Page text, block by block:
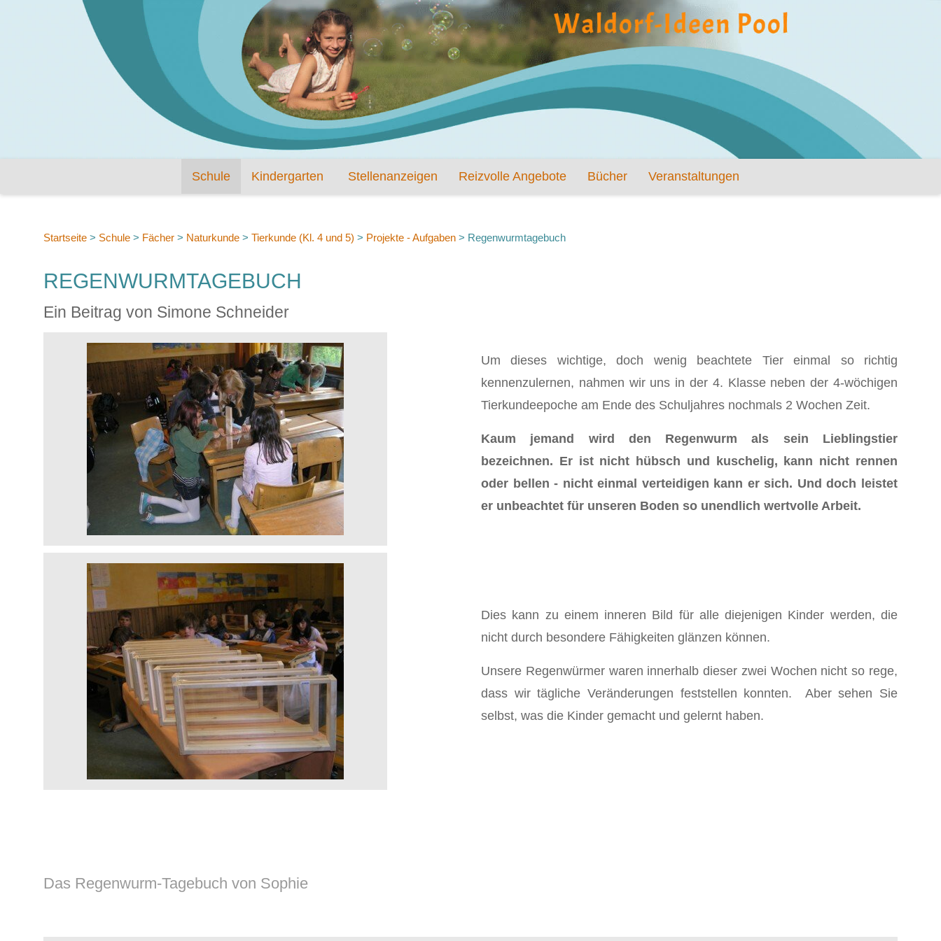
Schule Kindergarten Stellenanzeigen Reizvolle Angebote Bücher Veranstaltungen
Startseite > Schule > Fächer > Naturkunde > Tierkunde (Kl. 4 und 5) > Projekte - Aufgaben > Regenwurmtagebuch
REGENWURMTAGEBUCH
Ein Beitrag von Simone Schneider
Um dieses wichtige, doch wenig beachtete Tier einmal so richtig
kennenzulernen, nahmen wir uns in der 4. Klasse neben der 4-wöchigen
Tierkundeepoche am Ende des Schuljahres nochmals 2 Wochen Zeit.
Kaum jemand wird den Regenwurm als sein Lieblingstier
bezeichnen. Er ist nicht hübsch und kuschelig, kann nicht rennen
oder bellen - nicht einmal verteidigen kann er sich. Und doch leistet
er unbeachtet für unseren Boden so unendlich wertvolle Arbeit.
Dies kann zu einem inneren Bild für alle diejenigen Kinder werden, die
nicht durch besondere Fähigkeiten glänzen können.
Unsere Regenwürmer waren innerhalb dieser zwei Wochen nicht so rege,
dass wir tägliche Veränderungen feststellen konnten. Aber sehen Sie
selbst, was die Kinder gemacht und gelernt haben.
Das Regenwurm-Tagebuch von Sophie